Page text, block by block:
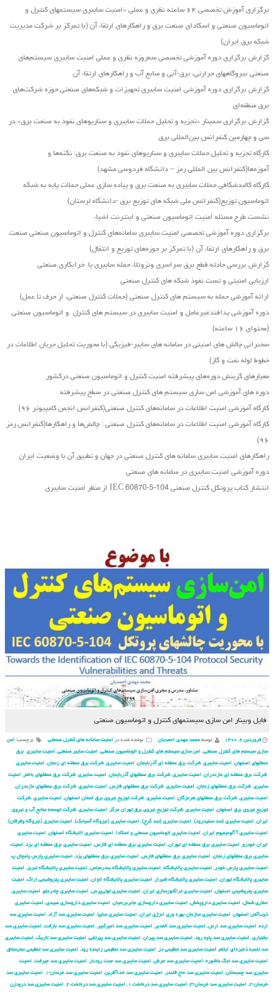
برگزاری آموزش تخصصی ۶۴ ساعته نظری و عملی «امنیت سایبری سیستمهای کنترل و
اتوماسیون صنعتی و اسکادای صنعت برق و راهکارهای ارتقاء آن (با تمرکز بر شرکت مدیریت
شبکه برق ایران)
گزارش برگزاری دوره آموزشی تخصصی سه‌روزه نظری و عملی امنیت سایبری سیستم‌های
صنعتی نیروگاه‏های حرارتی، برق‏-آبی و منابع آب و راهکارهای ارتقاء آن
گزارش برگزاری دوره آموزشی امنیت سایبری تجهیزات و شبکه‌های صنعتی حوزه شرکت‌های
برق منطقه‌ای
گزارش برگزاری سمینار «تجزیه ‌و تحلیل حملات سایبری و سناریو‌های نفوذ به صنعت برق» در
سی و چهارمین کنفرانس بین‌المللی برق
کارگاه تجزیه و تحلیل حملات سایبری و سناریوهای نفوذ به صنعت برق: نکته‌ها و
آموزه‌ها(کنفرانس بین المللی رمز – دانشگاه فردوسی مشهد)
کارگاه کالبدشکافی حملات سایبری به صنعت برق و پیاده سازی عملی حملات پایه به شبکه
اتوماسیون توزیع(کنفرانس ملی شبکه های توزیع برق -دانشگاه لرستان)
نشست طرح مسئله امنیت اتوماسیون صنعتی و اینترنت اشیاء
برگزاری دوره آموزشی تخصصی امنیت سایبری سامانه‌های کنترل و اتوماسیون صنعتی صنعت
برق و راهکارهای ارتقاء آن (با تمرکز بر حوزه‌های توزیع و انتقال)
گزارش بررسی حادثه قطع برق سراسری ونزوئلا، حمله سایبری یا خرابکاری صنعتی
ارزیابی امنیتی و تست نفوذ شبکه های کنترل صنعتی
ارائه آموزشی حمله به سیستم های کنترل صنعتی (حملات کنترل صنعتی، از حرف تا عمل)
دوره آموزشی پدافندغیرعامل و امنیت سایبری در سیستم های کنترل و اتوماسیون صنعتی
(محتوای ۱۶ ساعته)
سخنرانی چالش های امنیتی در سامانه های سایبر-فیزیکی (با محوریت تحلیل جریان اطلاعات در
خطوط لوله نفت و گاز)
معیارهای گزینش دوره‌های پیشرفته امنیت کنترل و اتوماسیون صنعتی درکشور
دوره های آموزشی امن سازی سیستم های کنترل صنعتی در سطح پیشرفته
کارگاه آموزشی امنیت اطلاعات در سامانه‌های کنترل صنعتی(کنفرانس انجمن کامپیوتر ۹۶)
کارگاه آموزشی امنیت اطلاعات در سامانه‌های کنترل صنعتی : چالش‌ها و راهکارها(کنفرانس رمز
۹۶)
راهکارهای امنیت سایبری سامانه های کنترل صنعتی در جهان و تطبیق آن با وضعیت ایران
دوره آموزشی امنیت سایبری در سامانه های صنعتی
انتشار کتاب پروتکل کنترل صنعتی IEC 60870-5-104 از منظر امنیت سایبری
فایل وبینار امن سازی سیستم‏های کنترل و اتوماسیون صنعتی
فروردین ۶, ۱۴۰۰ توسط محمد مهدی احمدیان نوشته شده در امنیت سامانه های کنترل صنعتی برچسب: امن
سازی سیستم های کنترل صنعتی, امن سازی سیستم های کنترل و اتوماسیون صنعتی, امنیت سایبر صنعتی, امنیت سایبری برق
منطقهای اصفهان, امنیت سایبری شركت برق منطقه ای آذربایجان, امنیت سایبری شركت برق منطقه ای زنجان, امنیت سایبری
شركت برق منطقه ای مازندران, امنیت سایبری شركت برق منطقهای آذربایجان, امنیت سایبری شركت برق منطقهای باختر , امنیت
سایبری شركت برق منطقهای زنجان, امنیت سایبری شركت برق منطقهای فارس, امنیت سایبری شركت برق منطقهای مازندران,
امنیت سایبری شركت برق منطقهای هرمزگان, امنیت سایبری شركت توزیع نیروی برق استان اصفهان, امنیت سایبری شركت
توزیع نیروی برق اصفهان, امنیت سایبری شركت توزیع نیروی برق تهران مركز , امنیت سایبری شركت توسعه منابع آب و نیروی
ایران, امنیت سایبری (سد سفیدرود), امنیت سایبری (سد کرج), امنیت سایبری (نیروگاه آسیابک), امنیت سایبری (نیروگاه وفرقان),
امنیت سایبری آ آلومینیوم ایران, امنیت سایبری اتوماسیون صنعتی و اسکادا, امنیت سایبری الایشگاه اصفهان, امنیت سایبری
ایران خودرو, امنیت سایبری برق منطقه ای تهران, امنیت سایبری برق منطقه ای فارس, امنیت سایبری برق منطقه ای یزد, امنیت
سایبری برق منطقهای زنجان, امنیت سایبری برق منطقهای فارس, امنیت سایبری برق منطقهای یزد, امنیت سایبری پارس پامچال پ,
امنیت سایبری پارس خودر , امنیت سایبری پالایشگاه, امنیت سایبری پالایشگاه بندرعباس, امنیت سایبری پالایشگاه تبریز , امنیت
سایبری پالایشگاه تهران, امنیت سایبری پالایشگاه شیراز , امنیت سایبری پالایشگاه لاوان, امنیت سایبری پتروشیمی اراک, امنیت
سایبری پتروشیمی اصفهان, امنیت سایبری تراکتورسازی ایران, امنیت سایبری تولی‌پرس, امنیت سایبری چادرملو, امنیت سایبری
حفاری شمال, امنیت سایبری داروپخش, امنیت سایبری داروسازی جابربن‌حیان, امنیت سایبری داروسازی عبیدی, امنیت سایبری
ذوب‌آهن اصفهان, امنیت سایبری سازمان بهره وری انرژی ایران, امنیت سایبری سایپا, امنیت سایبری سد آزاد, امنیت سایبری سد
ارده, امنیت سایبری سد ارس, امنیت سایبری سد الغدیر , امنیت سایبری سد امیرکبیر , امنیت سایبری سد بازفت, امنیت سایبری سد
بختیاری, امنیت سایبری سد پاوه رود, امنیت سایبری سد پیران, امنیت سایبری سد پیرتقی, امنیت سایبری سد تاریک, امنیت سایبری
سد تلمبه ذخیره‌ای ایلام, امنیت سایبری سد تنظیمی دز , امنیت سایبری سد تنظیمی زاینده رود, امنیت سایبری سد تنظیمی نمارستاق,
امنیت سایبری سد تنگ ماشوره, امنیت سایبری سد جرش, امنیت سایبری سد جنت رودبار , امنیت سایبری سد جیرفت, امنیت
سایبری سد چمبستان, امنیت سایبری سد حاج قلندر , امنیت سایبری سد خداآفرین, امنیت سایبری سد خرسان-۱ , امنیت سایبری سد
خرسان-۲ , امنیت سایبری سد خرسان-۳ , امنیت سایبری سد دره‌تخت ۱ , امنیت سایبری سد دره‌تخت ۲ , امنیت سایبری سد درودزن